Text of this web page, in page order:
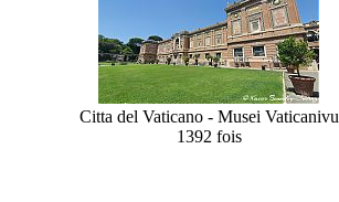
Citta del Vaticano - Musei Vaticanivu
1392 fois